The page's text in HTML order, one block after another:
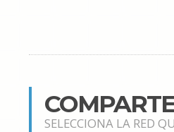
SELECCIONA LA RED